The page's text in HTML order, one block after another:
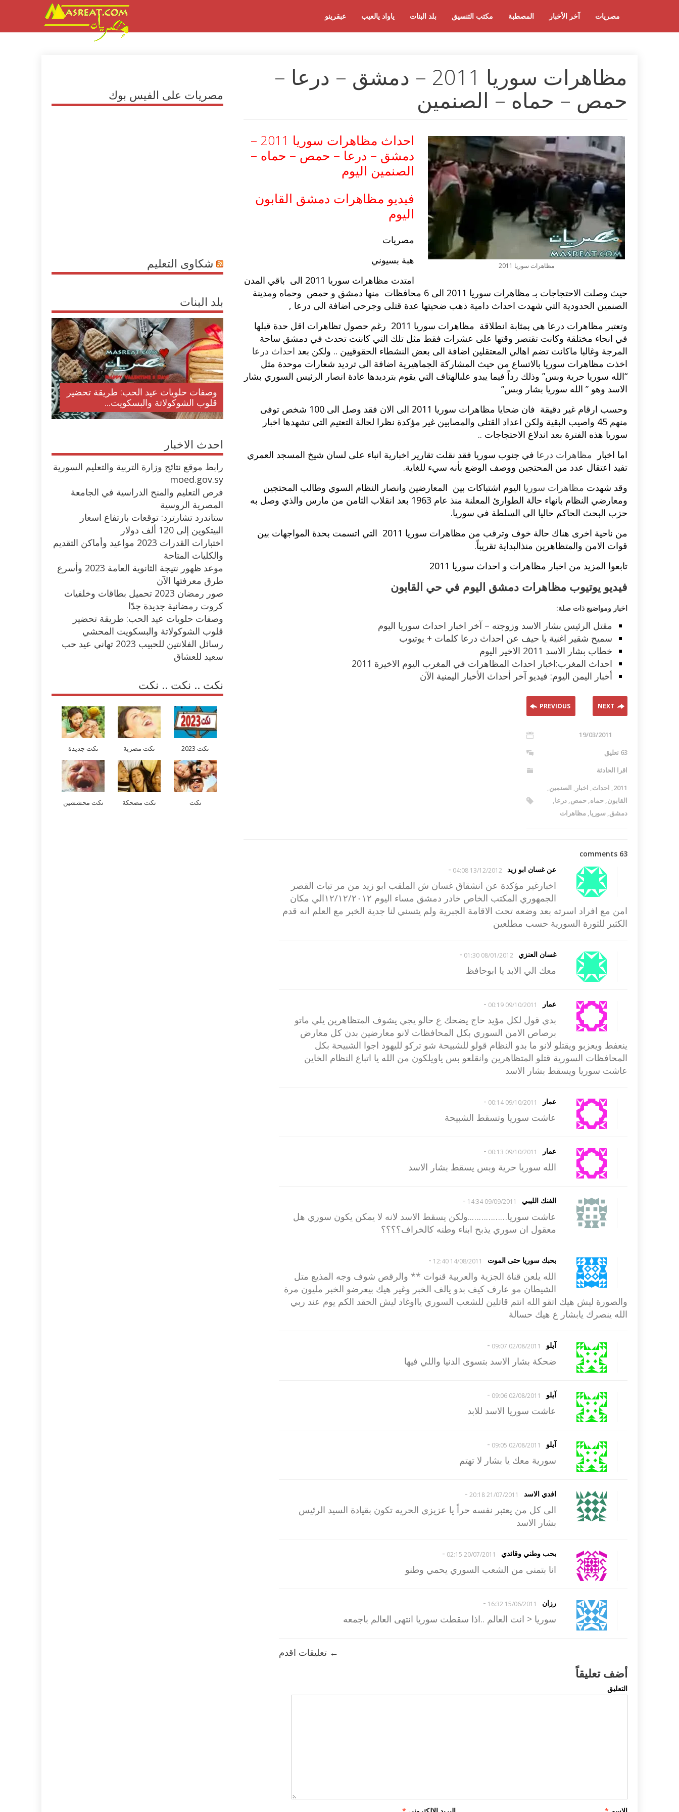
عبقرينو ياواد يالعيب بلد البنات مكتب التنسيق المصطبة آخر الأخبار مصريات
مظاهرات سوريا 2011 – دمشق – درعا –
حمص – حماه – الصنمين
مظاهرات سوريا 2011
احداث مظاهرات سوريا 2011 –
دمشق – درعا – حمص – حماه –
الصنمين اليوم
فيديو مظاهرات دمشق القابون
اليوم
مصريات
هبة بسيوني
امتدت مظاهرات سوريا 2011 الى باقي المدن
حيث وصلت الاحتجاجات بـ مظاهرات سوريا 2011 الى 6 محافظات منها دمشق و حمص وحماه ومدينة
الصنمين الحدودية التي شهدت احداث دامية ذهب ضحيتها عدة قتلى وجرحى اضافة الى درعا ,
وتعتبر مظاهرات درعا هي بمثابة انطلاقة مظاهرات سوريا 2011 رغم حصول تظاهرات اقل حدة قبلها
في انحاء مختلقة وكانت تقتصر وقتها على عشرات فقط مثل تلك التي كاننت تحدث في دمشق ساحة
المرجة وغالبا ماكانت تضم اهالي المعتقلين اضافة الى بعض النشطاء الحقوقيين .. ولكن بعد احداث درعا
اخذت مظاهرات سوريا بالاتساع من حيث المشاركة الجماهيرية اضافة الى ترديد شعارات موحدة مثل
“الله سوريا حرية وبس” وذلك رداً فيما يبدو علىالهتاف التي يقوم بترديدها عادة انصار الرئيس السوري بشار
الاسد وهو ” الله سوريا بشار وبس”
وحسب ارقام غير دقيقة فان ضحايا مظاهرات سوريا 2011 الى الان فقد وصل الى 100 شخص توفى
منهم 45 واصيب البقية ولكن اعداد القتلى والمصابين غير مؤكدة نظرا لحالة التعتيم التي تشهدها اخبار
سوريا هذه الفترة بعد اندلاع الاحتجاجات ..
اما اخبار مظاهرات درعا في جنوب سوريا فقد نقلت تقارير اخبارية انباء على لسان شيخ المسجد العمري
تفيد اعتقال عدد من المحتجين ووصف الوضع بأنه سيء للغاية.
وقد شهدت مظاهرات سوريا اليوم اشتباكات بين المعارضين وانصار النظام السوي وطالب المحتجين
ومعارضي النظام بانهاء حالة الطوارئ المعلنة منذ عام 1963 بعد انقلاب الثامن من مارس والذي وصل به
حزب البحث الحاكم حاليا الى السلطة في سوريا.
من ناحية اخرى هناك حالة خوف وترقب من مظاهرات سوريا 2011 التي اتسمت بحدة المواجهات بين
قوات الامن والمتظاهرين منذالبداية تقريباً.
تابعوا المزيد من اخبار مظاهرات و احداث سوريا 2011
فيديو يوتيوب مظاهرات دمشق اليوم في حي القابون
اخبار ومواضيع ذات صلة:
مقتل الرئيس بشار الاسد وزوجته – آخر اخبار احداث سوريا اليوم
سميح شقير اغنية يا حيف عن احداث درعا كلمات + يوتيوب
خطاب بشار الاسد 2011 الاخير اليوم
احداث المغرب:اخبار احداث المظاهرات في المغرب اليوم الاخيرة 2011
أخبار اليمن اليوم: فيديو آخر أحداث الأخبار اليمنية الآن
PREVIOUS NEXT
19/03/2011
63 تعليق
اقرا الحادثة
2011
, احداث, اخبار , الصنمين,
القابون, حماه, حمص, درعا,
دمشق, سوريا, مظاهرات
63 comments
عن غسان ابو زيد
13/12/2012 04:08
-
اخبارغير مؤكدة عن انشقاق غسان ش الملقب ابو زيد من مر تبات القصر
الجمهوري المكتب الخاص خادر دمشق مساء اليوم ١٢/١٢/٢٠١٢الي مكان
امن مع افراد اسرته بعد وضعه تحت الاقامة الجبرية ولم يتسني لنا جدية الخبر مع العلم انه قدم
الكثير للثورة السورية حسب مطلعين
غسان العنزي 08/01/2012 01:30
-
معك الي الابد يا ابوحافظ
عمار 09/10/2011 00:19
-
بدي قول لكل مؤيد حاج يضحك ع حالو يجي يشوف المتظاهرين يلي ماتو
برصاص الامن السوري بكل المحافظات لانو معارضين بدن كل معارض
ينعفط ويعزبو ويقتلو لانو ما بدو النظام قولو للشبيحة شو تركو لليهود اجوا الشبيحة بكل
المحافظات السورية قتلو المتظاهرين وانقلعو بس ياويلكون من الله يا اتباع النظام الخاين
عاشت سوريا ويسقط بشار الاسد
عمار 09/10/2011 00:14
-
عاشت سوريا وتسقط الشبيحة
عمار 09/10/2011 00:13
-
الله سوريا حرية وبس يسقط بشار الاسد
الفنك الليبي 09/09/2011 14:34
-
عاشت سوريا……………..ولكن يسقط الاسد لانه لا يمكن يكون سوري هل
معقول ان سوري يذبح ابناء وطنه كالخراف؟؟؟؟
بحبك سوريا حتى الموت 14/08/2011 12:40
-
الله يلعن قناة الجزية والعربية قنوات ** والرقص شوف وجه المذيع متل
الشيطان مو عارف كيف بدو يالف الخبر وغير هيك بيعرضو الخبر مليون مرة
والصورة ليش هيك اتقو الله انتم قاتلين للشعب السوري يااوغاد ليش الحقد الكم يوم عند ربي
الله ينصرك يابشار ع هيك حسالة
آيلو 02/08/2011 09:07
-
ضحكة بشار الاسد بتسوى الدنيا واللي فيها
آيلو 02/08/2011 09:06
-
عاشت سوريا الاسد للابد
آيلو 02/08/2011 09:05
-
سورية معك يا بشار لا تهتم
افدي الاسد 21/07/2011 20:18
-
الى كل من يعتبر نفسه حراً يا عزيزي الحريه تكون بقيادة السيد الرئيس
بشار الاسد
بحب وطني وقائدي 20/07/2011 02:15
-
انا بتمنى من الشعب السوري يحمي وطنو
رزان 15/06/2011 16:32
-
سوريا < انت العالم ..اذا سقطت سوريا انتهى العالم باجمعه
← تعليقات اقدم
أضف تعليقاً
التعليق
مصريات على الفيس بوك
شكاوى التعليم
بلد البنات
وصفات حلويات عيد الحب: طريقة تحضير
قلوب الشوكولاتة والبسكويت...
والميلاد المجيد الكريسما...
طريقة تحضير حلاوة المولد النبوي مع
وصفات بالفيديو والصور...
اكلات عيد الاضحى 2023 وصفات طبخ
احدث الاخبار
رابط موقع نتائج وزارة التربية والتعليم السورية
moed.gov.sy
فرص التعليم والمنح الدراسية في الجامعة
المصرية الروسية
ستاندرد تشارترد: توقعات بارتفاع اسعار
البيتكوين إلى 120 ألف دولار
اختبارات القدرات 2023 مواعيد وأماكن التقديم
والكليات المتاحة
موعد ظهور نتيجة الثانوية العامة 2023 وأسرع
طرق معرفتها الآن
صور رمضان 2023 تحميل بطاقات وخلفيات
كروت رمضانية جديدة جدًا
وصفات حلويات عيد الحب: طريقة تحضير
قلوب الشوكولاتة والبسكويت المحشي
رسائل الفلانتين للحبيب 2023 تهاني عيد حب
سعيد للعشاق
نكت .. نكت .. نكت
نكت 2023 نكت مصرية نكت جديدة
نكت نكت مضحكة نكت محششين